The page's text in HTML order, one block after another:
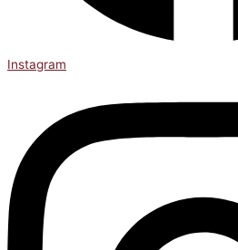
Instagram